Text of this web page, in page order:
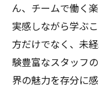
ん、チームで働く
実感しながら学ぶ
方だけでなく、未
験豊富なスタッフ
界の魅力を存分に